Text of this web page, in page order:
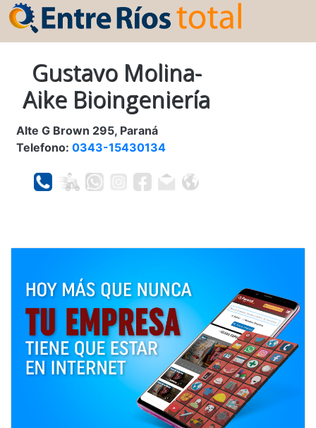
Gustavo Molina-
Aike Bioingeniería
Alte G Brown 295, Paraná
Telefono: 0343-15430134